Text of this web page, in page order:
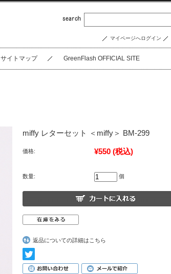
マイページへログイン
サイトマップ GreenFlash OFFICIAL SITE
miffy レターセット ＜miffy＞ BM-299
価格: ¥550 (税込)
数量: 個
返品についての詳細はこちら